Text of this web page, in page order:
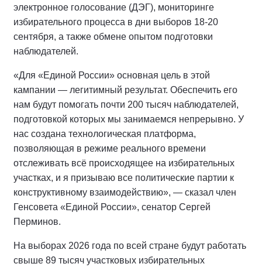
электронное голосование (ДЭГ), мониторинге
избирательного процесса в дни выборов 18-20
сентября, а также обмене опытом подготовки
наблюдателей.
«Для «Единой России» основная цель в этой
кампании — легитимный результат. Обеспечить его
нам будут помогать почти 200 тысяч наблюдателей,
подготовкой которых мы занимаемся непрерывно. У
нас создана технологическая платформа,
позволяющая в режиме реального времени
отслеживать всё происходящее на избирательных
участках, и я призываю все политические партии к
конструктивному взаимодействию», — сказал член
Генсовета «Единой России», сенатор Сергей
Перминов.
На выборах 2026 года по всей стране будут работать
свыше 89 тысяч участковых избирательных